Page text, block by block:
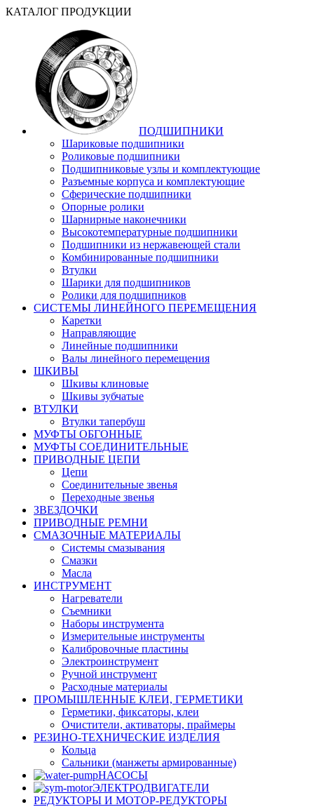
КАТАЛОГ ПРОДУКЦИИ
ПОДШИПНИКИ
Шариковые подшипники
Роликовые подшипники
Подшипниковые узлы и комплектующие
Разъемные корпуса и комплектующие
Сферические подшипники
Опорные ролики
Шарнирные наконечники
Высокотемпературные подшипники
Подшипники из нержавеющей стали
Комбинированные подшипники
Втулки
Шарики для подшипников
Ролики для подшипников
СИСТЕМЫ ЛИНЕЙНОГО ПЕРЕМЕЩЕНИЯ
Каретки
Направляющие
Линейные подшипники
Валы линейного перемещения
ШКИВЫ
Шкивы клиновые
Шкивы зубчатые
ВТУЛКИ
Втулки тапербуш
МУФТЫ ОБГОННЫЕ
МУФТЫ СОЕДИНИТЕЛЬНЫЕ
ПРИВОДНЫЕ ЦЕПИ
Цепи
Соединительные звенья
Переходные звенья
ЗВЕЗДОЧКИ
ПРИВОДНЫЕ РЕМНИ
СМАЗОЧНЫЕ МАТЕРИАЛЫ
Системы смазывания
Смазки
Масла
ИНСТРУМЕНТ
Нагреватели
Съемники
Наборы инструмента
Измерительные инструменты
Калибровочные пластины
Электроинструмент
Ручной инструмент
Расходные материалы
ПРОМЫШЛЕННЫЕ КЛЕИ, ГЕРМЕТИКИ
Герметики, фиксаторы, клеи
Очистители, активаторы, праймеры
РЕЗИНО-ТЕХНИЧЕСКИЕ ИЗДЕЛИЯ
Кольца
Сальники (манжеты армированные)
НАСОСЫ
ЭЛЕКТРОДВИГАТЕЛИ
РЕДУКТОРЫ И МОТОР-РЕДУКТОРЫ